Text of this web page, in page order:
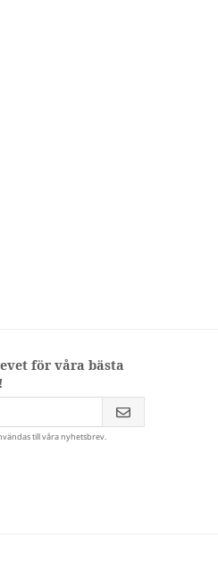
för våra bästa
till våra nyhetsbrev.